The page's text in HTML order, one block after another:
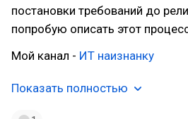
постановки требований до
попробую описать этот
Мой канал - ИТ наизнанку
Показать полностью